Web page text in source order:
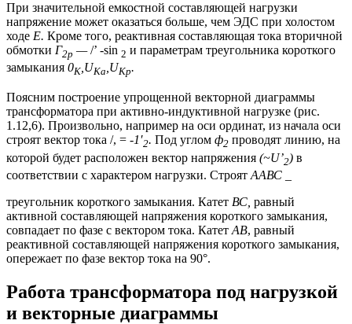
При значительной емкостной составляющей нагрузки
напряжение может оказаться больше, чем ЭДС при холостом
ходе Е. Кроме того, реактивная составляющая тока вторичной
обмотки Г2р —/’ -sin 2 и параметрам треугольника короткого
замыкания 0K ,UKa ,UKp.
Поясним построение упрощенной векторной диаграммы
трансформатора при активно-индуктивной нагрузке (рис.
1.12,6). Произвольно, например на оси ординат, из начала оси
строят вектор тока /, = -1′2. Под углом ф2 проводят линию, на
которой будет расположен вектор напряжения (~U’2) в
соответствии с характером нагрузки. Строят ААВС
треугольник короткого замыкания. Катет ВС, равный
активной составляющей напряжения короткого замыкания,
совпадает по фазе с вектором тока. Катет АВ, равный
реактивной составляющей напряжения короткого замыкания,
опережает по фазе вектор тока на 90°.
Работа трансформатора под нагрузкой
и векторные диаграммы